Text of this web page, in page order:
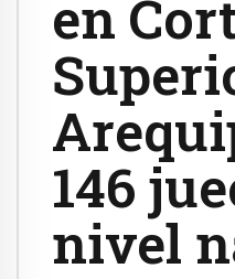
en
146
nivel